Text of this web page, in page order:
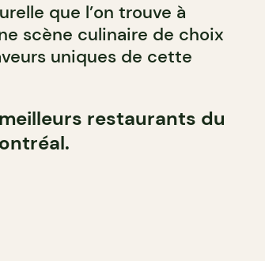
que l’on trouve à
scène culinaire de choix
uniques de cette
restaurants du